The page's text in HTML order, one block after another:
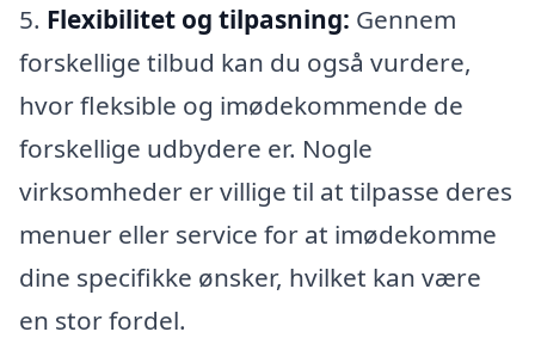
5. Flexibilitet og tilpasning: Gennem
forskellige tilbud kan du også vurdere,
hvor fleksible og imødekommende de
forskellige udbydere er. Nogle
virksomheder er villige til at tilpasse deres
menuer eller service for at imødekomme
dine specifikke ønsker, hvilket kan være
en stor fordel.